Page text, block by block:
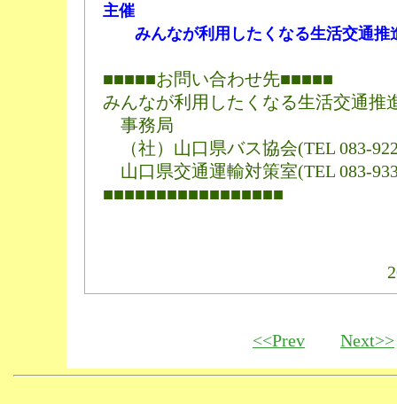
主催
みんなが利用したくなる生活交通推
■■■■■お問い合わせ先■■■■■
みんなが利用したくなる生活交通推
事務局
（社）山口県バス協会(TEL 083-
山口県交通運輸対策室(TEL 083-
■■■■■■■■■■■■■■■■■
<<Prev Next>>